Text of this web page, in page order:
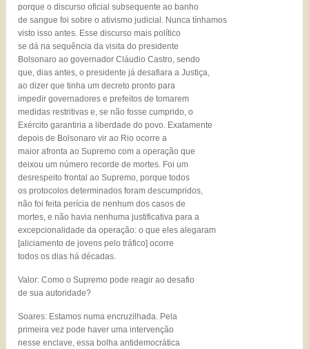
porque o discurso oficial subsequente ao banho
de sangue foi sobre o ativismo judicial. Nunca tínhamos
visto isso antes. Esse discurso mais político
se dá na sequência da visita do presidente
Bolsonaro ao governador Cláudio Castro, sendo
que, dias antes, o presidente já desafiara a Justiça,
ao dizer que tinha um decreto pronto para
impedir governadores e prefeitos de tomarem
medidas restritivas e, se não fosse cumprido, o
Exército garantiria a liberdade do povo. Exatamente
depois de Bolsonaro vir ao Rio ocorre a
maior afronta ao Supremo com a operação que
deixou um número recorde de mortes. Foi um
desrespeito frontal ao Supremo, porque todos
os protocolos determinados foram descumpridos,
não foi feita perícia de nenhum dos casos de
mortes, e não havia nenhuma justificativa para a
excepcionalidade da operação: o que eles alegaram
[aliciamento de jovens pelo tráfico] ocorre
todos os dias há décadas.
Valor: Como o Supremo pode reagir ao desafio
de sua autoridade?
Soares: Estamos numa encruzilhada. Pela
primeira vez pode haver uma intervenção
nesse enclave, essa bolha antidemocrática